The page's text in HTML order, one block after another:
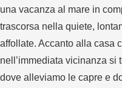
una vacanza al mare in
trascorsa nella quiete,
affollate. Accanto alla casa
nell’immediata vicinanza si
dove alleviamo le capre e